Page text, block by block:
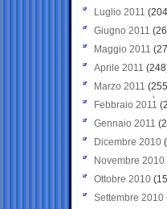
Luglio 2011
Giugno 2011
Maggio 2011
Aprile 2011
Marzo 2011
Febbraio 2011
Gennaio 2011
Dicembre 2010
Novembre 2010
Ottobre 2010
Settembre 2010